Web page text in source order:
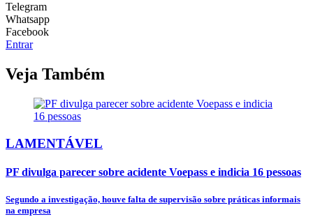
Telegram
Whatsapp
Facebook
Entrar
Veja Também
LAMENTÁVEL
PF divulga parecer sobre acidente Voepass e indicia 16 pessoas
Segundo a investigação, houve falta de supervisão sobre práticas informais
na empresa